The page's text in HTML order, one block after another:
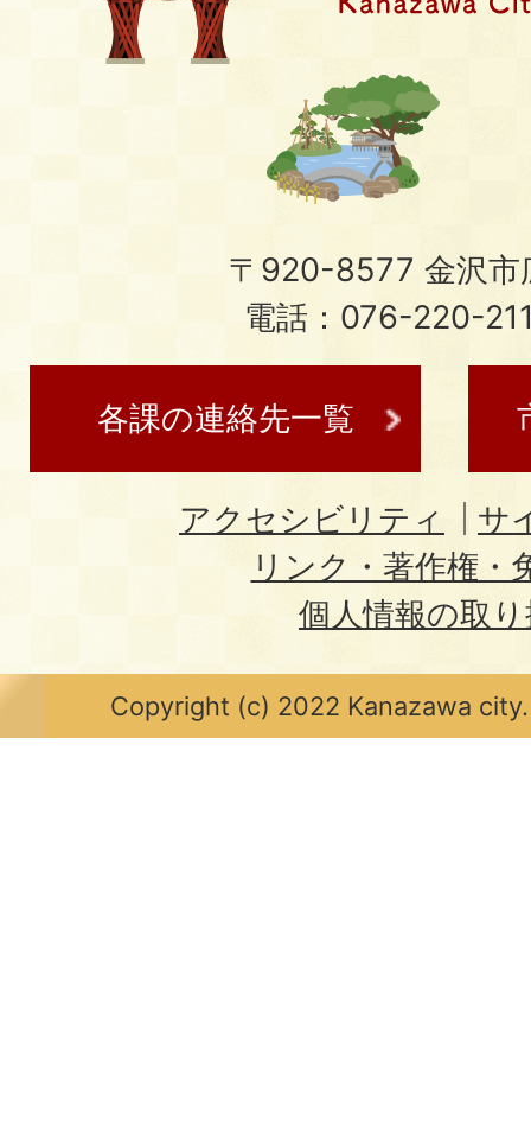
〒920-8577 金沢市
電話：076-220-
各課の連絡先一覧
アクセシビリティ
サ
リンク・著作権・
個人情報の取
Copyright (c) 2022 Kanazawa